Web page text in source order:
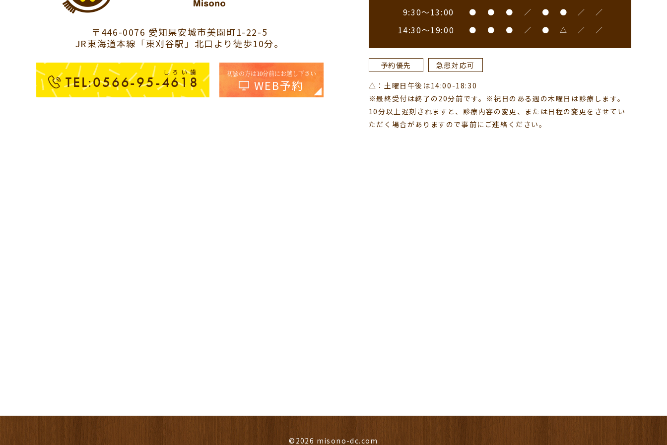
〒446-0076 愛知県安城市美園町1-22-5
JR東海道本線「東刈谷駅」北口より徒歩10分。
しろい歯
TEL:0566-95-4618
初診の方は10分前にお越し下さい
WEB予約
9:30～13:00 ● ● ● ／ ● ● ／ ／
14:30～19:00 ● ● ● ／ ● △ ／ ／
予約優先 急患対応可
△：土曜日午後は14:00-18:30
※最終受付は終了の20分前です。※祝日のある週の木曜日は診療します。
10分以上遅刻されますと、診療内容の変更、または日程の変更をさせてい
ただく場合がありますので事前にご連絡ください。
©2026 misono-dc.com